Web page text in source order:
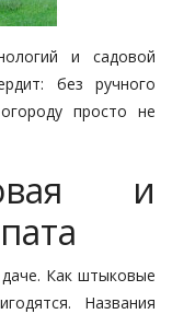
и садовой
без ручного
просто не
и
Как штыковые
Названия